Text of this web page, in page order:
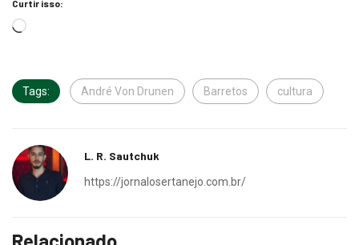
Curtir isso:
Tags: André Von Drunen Barretos cultura
L. R. Sautchuk
https://jornalosertanejo.com.br/